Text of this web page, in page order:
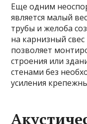
Еще одним
является малый
трубы и желоба
на карнизный
позволяет
строения или
стенами без
усиления